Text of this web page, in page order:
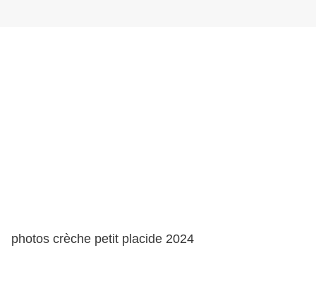
photos crèche petit placide 2024